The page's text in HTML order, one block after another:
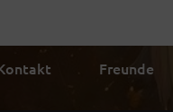
Freunde